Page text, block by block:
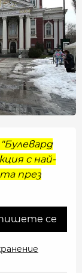
с най-
през